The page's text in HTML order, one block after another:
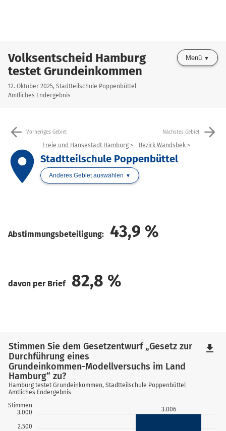
Volksentscheid Hamburg
testet Grundeinkommen
12. Oktober 2025, Stadtteilschule Poppenbüttel
Amtliches Endergebnis
Menü
arrow_back Vorheriges Gebiet Nächstes Gebiet arrow_forward
place
Freie und Hansestadt Hamburg Bezirk Wandsbek
Stadtteilschule Poppenbüttel
Anderes Gebiet auswählen
Abstimmungsbeteiligung: 43,9 %
davon per Brief 82,8 %
2.500
3.000
Stimmen
3.006
Stimmen Sie dem Gesetzentwurf „Gesetz zur
Durchführung eines
Grundeinkommen-Modellversuchs im Land
Hamburg“ zu?
Hamburg testet Grundeinkommen, Stadtteilschule Poppenbüttel
Amtliches Endergebnis
file_download